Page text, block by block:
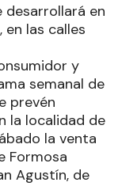
desarrollará en
las calles
y
semanal de
prevén
la localidad de
la venta
Formosa
Agustín, de